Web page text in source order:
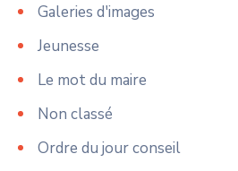
Galeries d'images
Jeunesse
Le mot du maire
Non classé
Ordre du jour conseil